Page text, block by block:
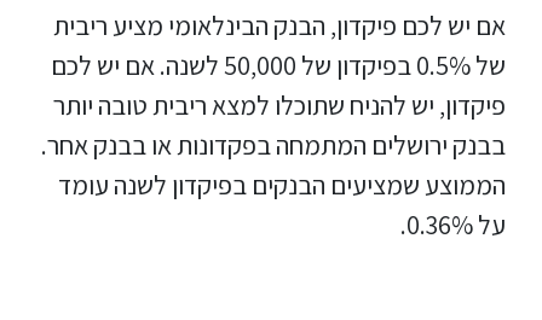
אם יש לכם פיקדון, הבנק הבינלאומי מציע ריבית
של 0.5% בפיקדון של 50,000 לשנה. אם יש לכם
פיקדון, יש להניח שתוכלו למצא ריבית טובה יותר
בבנק ירושלים המתמחה בפקדונות או בבנק אחר.
הממוצע שמציעים הבנקים בפיקדון לשנה עומד
על 0.36%.